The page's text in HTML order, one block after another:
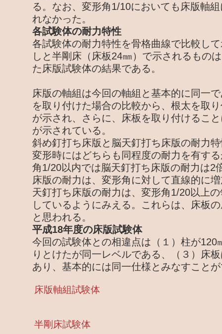
る。なお、変形角1/10においても床版軸
れなかった。
各試験体の耐力特性
各試験体の耐力特性を骨格曲線で比較し
しと半剛床（床板24㎜）で示されるもの
た床版試験体の結果である。
床版の軸組は今回の軸組と基本的に同一
を取り付けた場合の比較から、根太を取
が示され、さらに、床板を取り付けるこ
が示されている。
斜め釘打ち床版と脳天釘打ち床版の耐力
変形時にはどちらも同程度の耐力を有す
角1/20以内では脳天釘打ち床版の耐力は2
床版の耐力は、変形角に対して直線的に
天釘打ち床版の耐力は、変形角1/20以上
しているようにみえる。これらは、床板
と思われる。
平成18年度の床版試験体
今回の試験体との相違点は（１）柱が120
りとけたが同一レベルである、（３）床
あり、基本的には同一仕様とみなすこと
床版軸組試験体
半剛床試験体